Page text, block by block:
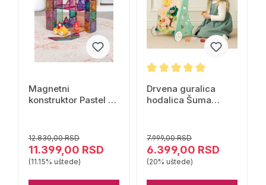
Magnetni
konstruktor Pastel 64
12.830,00 RSD
11.399,00 RSD
(11.15% uštede)
Drvena guralica
hodalica Šuma
7.999,00 RSD
6.399,00 RSD
(20% uštede)